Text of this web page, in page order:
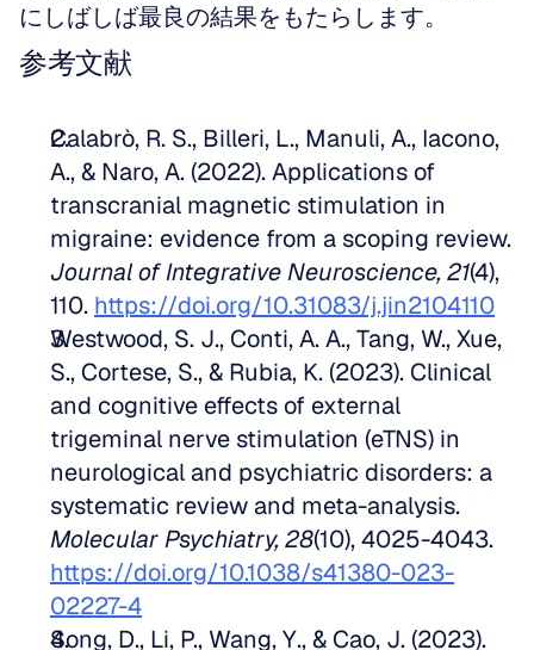
にしばしば最良の結果をもたらします。
参考文献
Calabrò, R. S., Billeri, L., Manuli, A., Iacono,
A., & Naro, A. (2022). Applications of
transcranial magnetic stimulation in
Journal of Integrative Neuroscience, 21(4),
110. https://doi.org/10.31083/j.jin2104110
Westwood, S. J., Conti, A. A., Tang, W., Xue,
S., Cortese, S., & Rubia, K. (2023). Clinical
and cognitive effects of external
trigeminal nerve stimulation (eTNS) in
neurological and psychiatric disorders: a
Molecular Psychiatry, 28
https://doi.org/10.1038/s41380-023-
02227-4
Song, D., Li, P., Wang, Y., & Cao, J. (2023).